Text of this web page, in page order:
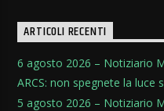
ARTICOLI RECENTI
6 agosto 2026 – Notiziario
ARCS: non spegnete la luce
5 agosto 2026 – Notiziario